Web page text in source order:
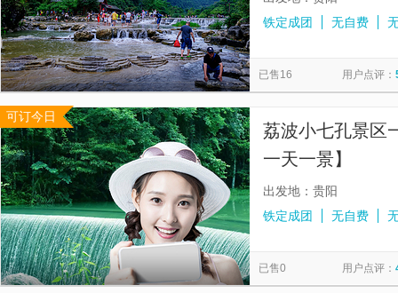
铁定成团
无自费
已售16 用户点评：
可订今日
荔波小七孔景区
一天一景】
出发地：贵阳
铁定成团
无自费
已售0 用户点评：